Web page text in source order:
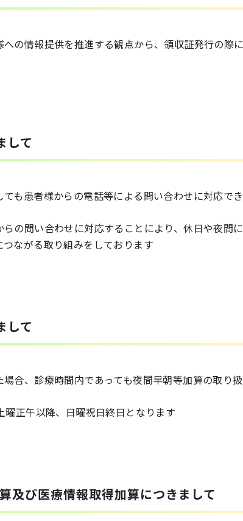
の情報提供を推進する観点から、領収証発行の際
して
も患者様からの電話等による問い合わせに対応で
の問い合わせに対応することにより、休日や夜間
ながる取り組みをしております
して
合、診療時間内であっても夜間早朝等加算の取り
正午以降、日曜祝日終日となります
及び医療情報取得加算につきまして